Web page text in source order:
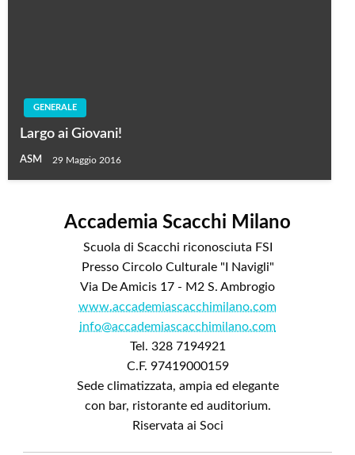
GENERALE
Largo ai Giovani!
ASM 29 Maggio 2016
Accademia Scacchi Milano
Scuola di Scacchi riconosciuta FSI
Presso Circolo Culturale "I Navigli"
Via De Amicis 17 - M2 S. Ambrogio
www.accademiascacchimilano.com
info@accademiascacchimilano.com
Tel. 328 7194921
C.F. 97419000159
Sede climatizzata, ampia ed elegante
con bar, ristorante ed auditorium.
Riservata ai Soci